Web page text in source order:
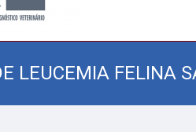
LEUCEMIA FELINA